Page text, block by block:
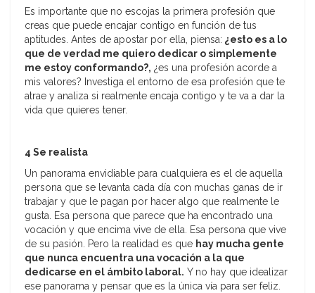
Es importante que no escojas la primera profesión que
creas que puede encajar contigo en función de tus
aptitudes. Antes de apostar por ella, piensa: ¿esto es a lo
que de verdad me quiero dedicar o simplemente
me estoy conformando?, ¿es una profesión acorde a
mis valores? Investiga el entorno de esa profesión que te
atrae y analiza si realmente encaja contigo y te va a dar la
vida que quieres tener.
4 Se realista
Un panorama envidiable para cualquiera es el de aquella
persona que se levanta cada día con muchas ganas de ir
trabajar y que le pagan por hacer algo que realmente le
gusta. Esa persona que parece que ha encontrado una
vocación y que encima vive de ella. Esa persona que vive
de su pasión. Pero la realidad es que hay mucha gente
que nunca encuentra una vocación a la que
dedicarse en el ámbito laboral. Y no hay que idealizar
ese panorama y pensar que es la única vía para ser feliz.